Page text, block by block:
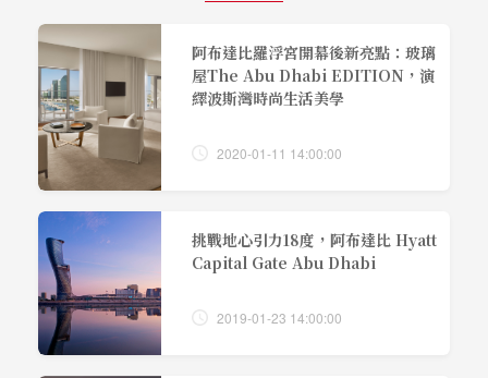
阿布達比羅浮宮開幕後新亮點：玻璃
屋The Abu Dhabi EDITION，演
繹波斯灣時尚生活美學
2020-01-11 14:00:00
挑戰地心引力18度，阿布達比 Hyatt
Capital Gate Abu Dhabi
2019-01-23 14:00:00